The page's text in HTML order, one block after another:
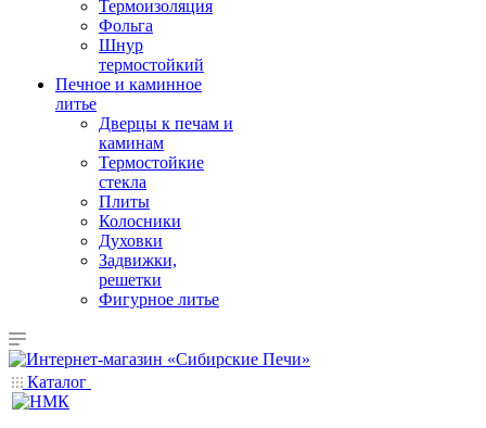
Термоизоляция
Фольга
Шнур
термостойкий
Печное и каминное
литье
Дверцы к печам и
каминам
Термостойкие
стекла
Плиты
Колосники
Духовки
Задвижки,
решетки
Фигурное литье
Каталог